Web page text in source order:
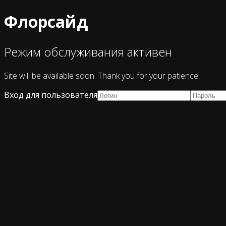
Флорсайд
Режим обслуживания активен
Site will be available soon. Thank you for your patience!
Вход для пользователя